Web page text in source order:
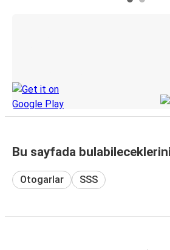
Bu sayfada
Otogarlar SSS